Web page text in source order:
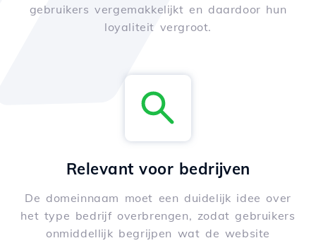
gebruikers vergemakkelijkt en daardoor hun
loyaliteit vergroot.
Relevant voor bedrijven
De domeinnaam moet een duidelijk idee over
het type bedrijf overbrengen, zodat gebruikers
onmiddellijk begrijpen wat de website